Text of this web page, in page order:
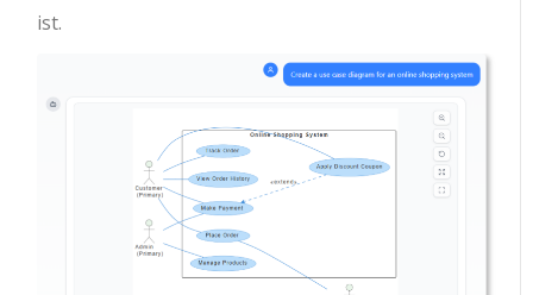
ist.